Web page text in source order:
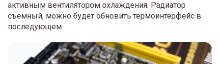
активным вентилятором охлаждения. Радиатор
съемный, можно будет обновить термоинтерфейс в
последующем.